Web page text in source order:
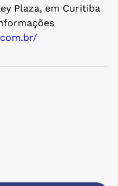
Plaza, em Curitiba
br/